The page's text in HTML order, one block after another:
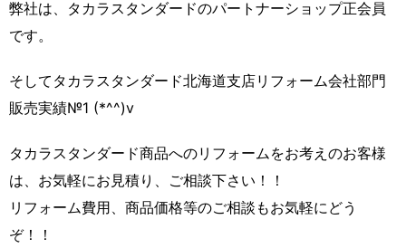
弊社は、タカラスタンダードのパートナーショップ正会員
です。
そしてタカラスタンダード北海道支店リフォーム会社部門
販売実績№1 (*^^)v
タカラスタンダード商品へのリフォームをお考えのお客様
は、お気軽にお見積り、ご相談下さい！！
リフォーム費用、商品価格等のご相談もお気軽にどう
ぞ！！